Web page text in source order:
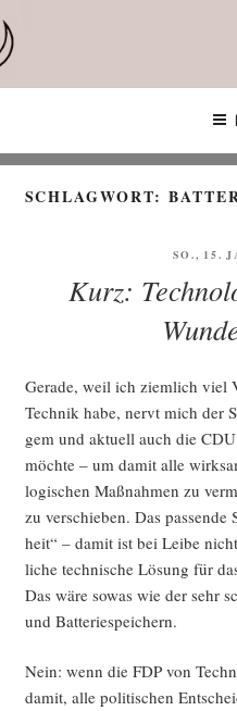
Inhalt
springen
SCHLAGWORT:
SO., 15.
Kurz:
Gera­de, weil ich ziem­lich viel
Tech­nik habe, nervt mich der
gem und aktu­ell auch die
möch­te – um damit alle
lo­gi­schen Maß­nah­men zu
zu ver­schie­ben. Das
heit“ – damit ist bei Lei­be
li­che tech­ni­sche Lösung für
Das wäre sowas wie der sehr
und Batteriespeichern.
Nein: wenn die FDP von
damit, alle poli­ti­schen